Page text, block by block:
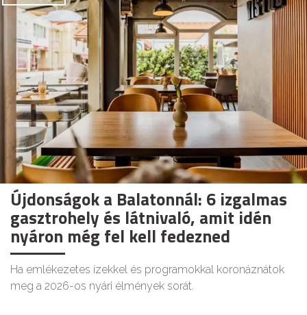
Újdonságok a Balatonnál: 6 izgalmas
gasztrohely és látnivaló, amit idén
nyáron még fel kell fedezned
Ha emlékezetes ízekkel és programokkal koronáznátok
meg a 2026-os nyári élmények sorát.